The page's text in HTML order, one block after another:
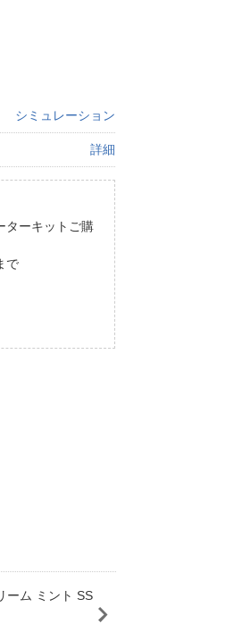
シミュレーション
詳細
ターキットご購
で
ーム ミント SS